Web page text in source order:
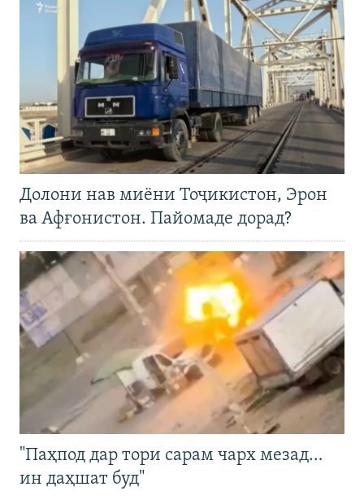
Долони нав миёни Тоҷикистон, Эрон
ва Афғонистон. Пайомаде дорад?
"Паҳпод дар тори сарам чарх мезад…
ин даҳшат буд"